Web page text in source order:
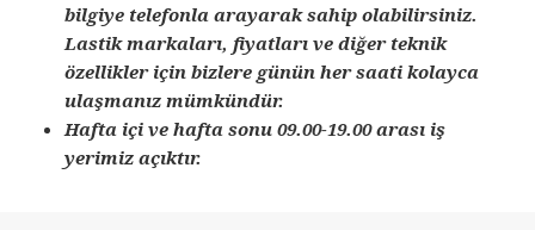
bilgiye telefonla arayarak sahip olabilirsiniz.
Lastik markaları, fiyatları ve diğer teknik
özellikler için bizlere günün her saati kolayca
ulaşmanız mümkündür.
Hafta içi ve hafta sonu 09.00-19.00 arası iş
yerimiz açıktır.